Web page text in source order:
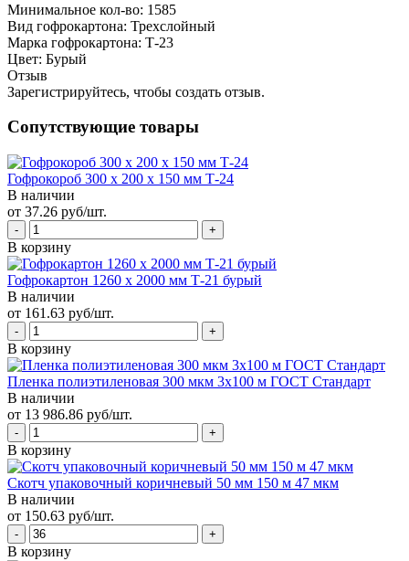
Минимальное кол-во: 1585
Вид гофрокартона: Трехслойный
Марка гофрокартона: Т-23
Цвет: Бурый
Отзыв
Зарегистрируйтесь, чтобы создать отзыв.
Сопутствующие товары
Гофрокороб 300 х 200 х 150 мм Т-24
В наличии
от 37.26 руб/шт.
В корзину
Гофрокартон 1260 х 2000 мм Т-21 бурый
В наличии
от 161.63 руб/шт.
В корзину
Пленка полиэтиленовая 300 мкм 3х100 м ГОСТ Стандарт
В наличии
от 13 986.86 руб/шт.
В корзину
Скотч упаковочный коричневый 50 мм 150 м 47 мкм
В наличии
от 150.63 руб/шт.
В корзину